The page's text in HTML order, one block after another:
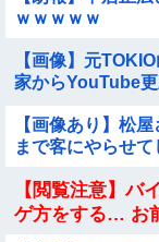
ｗｗｗｗｗ
【画像】元
家からYouTube
【画像あり】松
まで客にやらせ
【閲覧注意】バ
ゲ方をする… お